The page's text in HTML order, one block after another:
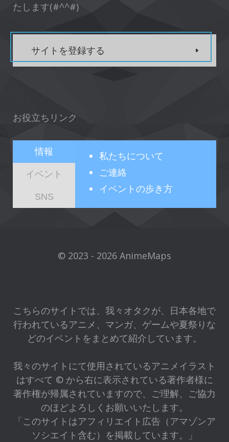
たします(#^^#)
サイトを登録する
お役立ちリンク
情報
イベント
SNS
私たちについて
ご連絡
イベントの歩き方
© 2023 - 2026 AnimeMaps
こちらのサイトでは、我々オタクが、日本各地で
行われているアニメ、マンガ、ゲームや夏祭りな
どのイベントをまとめて紹介しています。
我々のサイトにて使用されているアニメイラスト
はすべて © から右に表示されている著作者様に
著作権が帰属されていますので、ご理解、ご協力
のほどよろしくお願いいたします。
「このサイトはアフィリエイト広告（アマゾンア
ソシエイト含む）を掲載しています。」